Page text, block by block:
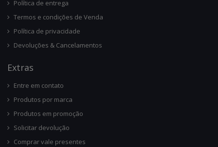
Política de entrega
Termos e condições de Venda
Política de privacidade
Devoluções & Cancelamentos
ExtRas
Entre em contato
Produtos por marca
Produtos em promoção
Solicitar devolução
Comprar vale presentes